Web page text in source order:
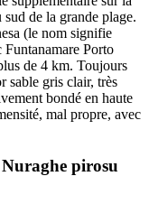
de la grande plage.
(le nom signifie
Funtanamare Porto
de 4 km. Toujours
sable gris clair, très
bondé en haute
mal propre, avec
Nuraghe pirosu